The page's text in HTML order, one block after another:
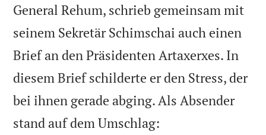
General Rehum, schrieb gemeinsam mit
seinem Sekretär Schimschai auch einen
Brief an den Präsidenten Artaxerxes. In
diesem Brief schilderte er den Stress, der
bei ihnen gerade abging. Als Absender
stand auf dem Umschlag: